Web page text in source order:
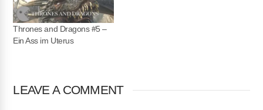
Thrones and Dragons #5 –
Ein Ass im Uterus
LEAVE A COMMENT